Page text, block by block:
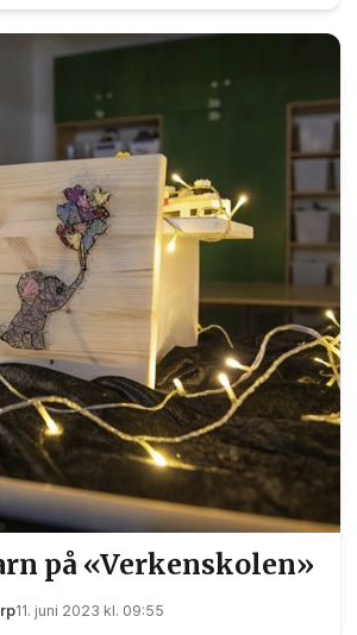
på «Verkenskolen»
11. juni 2023 kl. 09:55